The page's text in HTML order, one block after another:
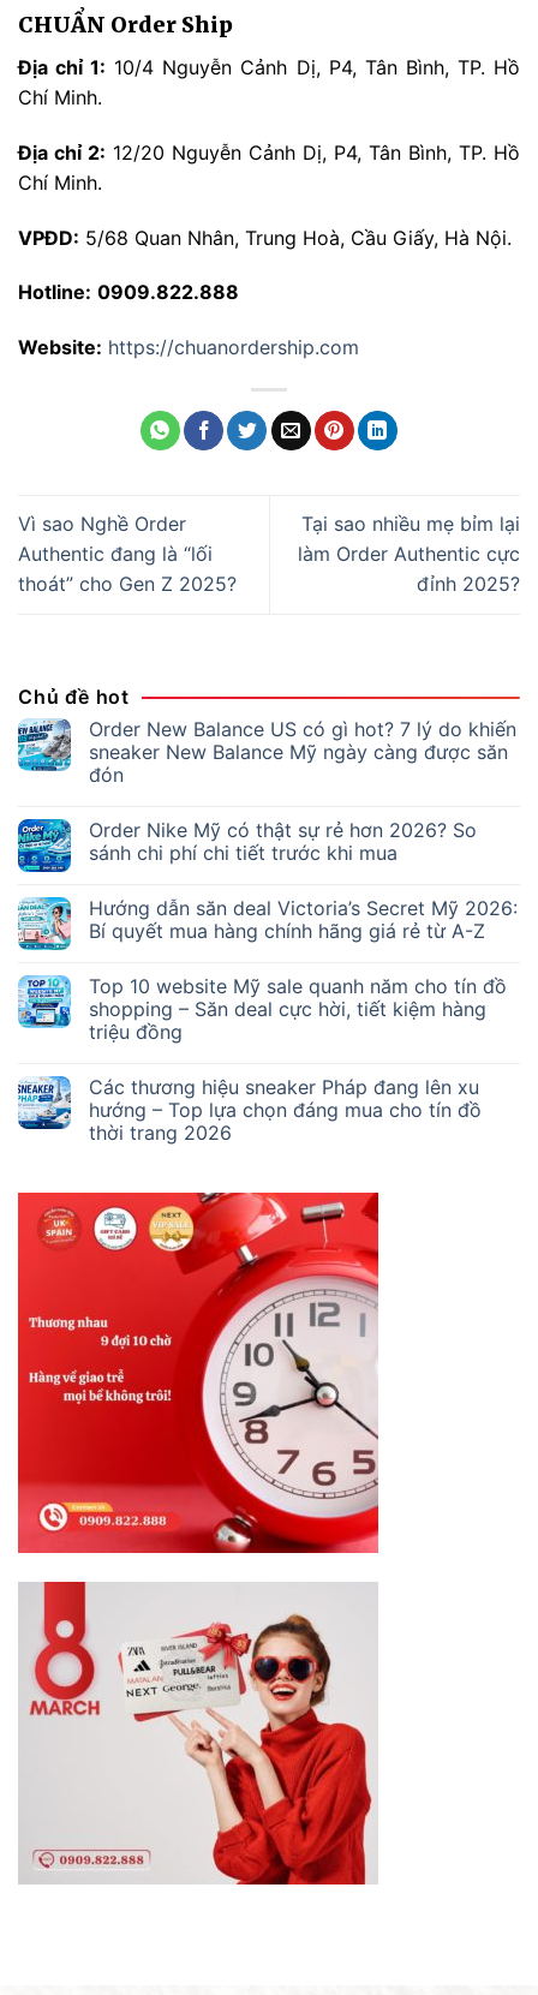
CHUẨN Order Ship
Địa chỉ 1: 10/4 Nguyễn Cảnh Dị, P4, Tân Bình, TP. Hồ
Chí Minh.
Địa chỉ 2: 12/20 Nguyễn Cảnh Dị, P4, Tân Bình, TP. Hồ
Chí Minh.
VPĐD: 5/68 Quan Nhân, Trung Hoà, Cầu Giấy, Hà Nội.
Hotline: 0909.822.888
Website: https://chuanordership.com
Vì sao Nghề Order
Authentic đang là “lối
thoát” cho Gen Z 2025?
Tại sao nhiều mẹ bỉm lại
làm Order Authentic cực
đỉnh 2025?
Chủ đề hot
Order New Balance US có gì hot? 7 lý do khiến
sneaker New Balance Mỹ ngày càng được săn
đón
Order Nike Mỹ có thật sự rẻ hơn 2026? So
sánh chi phí chi tiết trước khi mua
Hướng dẫn săn deal Victoria’s Secret Mỹ 2026:
Bí quyết mua hàng chính hãng giá rẻ từ A-Z
Top 10 website Mỹ sale quanh năm cho tín đồ
shopping – Săn deal cực hời, tiết kiệm hàng
triệu đồng
Các thương hiệu sneaker Pháp đang lên xu
hướng – Top lựa chọn đáng mua cho tín đồ
thời trang 2026